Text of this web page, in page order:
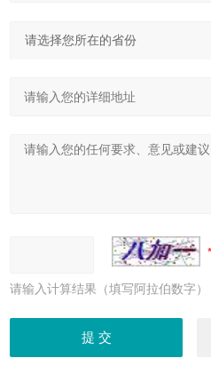
请输入计算结果（填写阿拉伯数字